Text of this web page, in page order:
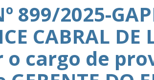
899/2025-
CABRAL DE
o cargo de